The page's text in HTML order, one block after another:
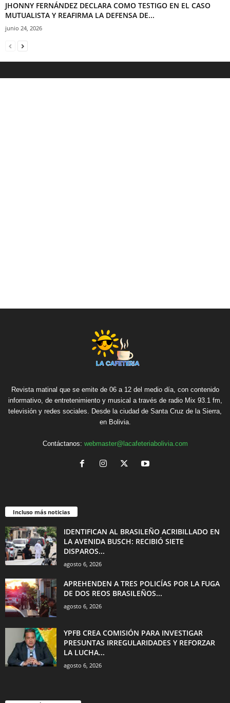
JHONNY FERNÁNDEZ DECLARA COMO TESTIGO EN EL CASO
MUTUALISTA Y REAFIRMA LA DEFENSA DE...
junio 24, 2026
Revista matinal que se emite de 06 a 12 del medio día, con contenido
informativo, de entretenimiento y musical a través de radio Mix 93.1 fm,
televisión y redes sociales. Desde la ciudad de Santa Cruz de la Sierra,
en Bolivia.
Contáctanos: webmaster@lacafeteriabolivia.com
Incluso más noticias
IDENTIFICAN AL BRASILEÑO ACRIBILLADO EN
LA AVENIDA BUSCH: RECIBIÓ SIETE
DISPAROS...
agosto 6, 2026
APREHENDEN A TRES POLICÍAS POR LA FUGA
DE DOS REOS BRASILEÑOS...
agosto 6, 2026
YPFB CREA COMISIÓN PARA INVESTIGAR
PRESUNTAS IRREGULARIDADES Y REFORZAR
LA LUCHA...
agosto 6, 2026